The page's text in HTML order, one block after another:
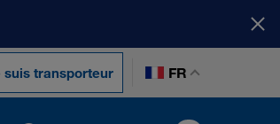
suis transporteur FR